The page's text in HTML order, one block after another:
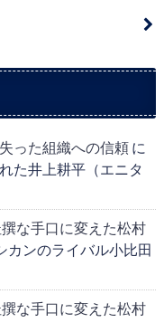
った組織への信頼に
た井上耕平（エニタ
な手口に変えた松村
カンのライバル小比田
な手口に変えた松村